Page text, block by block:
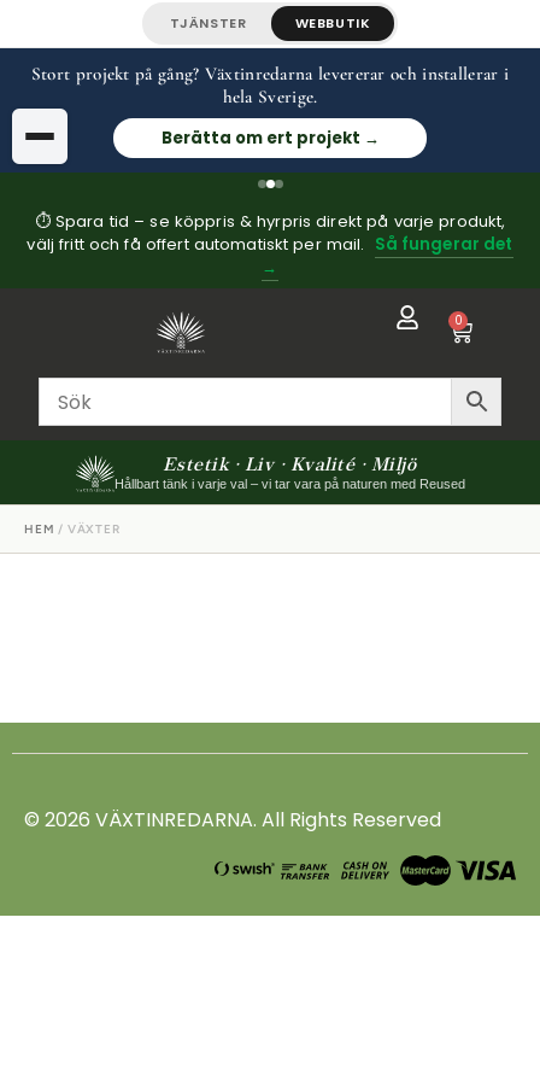
TJÄNSTER WEBBUTIK
Stort projekt på gång? Växtinredarna levererar och installerar i
hela Sverige.
Berätta om ert projekt →
⏱ Spara tid – se köppris & hyrpris direkt på varje produkt,
välj fritt och få offert automatiskt per mail. Så fungerar det
→
0
Estetik · Liv · Kvalité · Miljö
Hållbart tänk i varje val – vi tar vara på naturen med Reused
HEM / VÄXTER
© 2026 VÄXTINREDARNA. All Rights Reserved